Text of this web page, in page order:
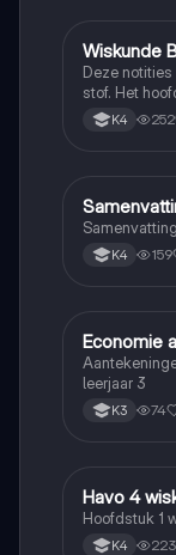
WWiskunde B
Wiskunde
Deze
stof. Het
K4 252
SWiskunde
K4 159
EEconomie
Economie
leerjaar 3
K3 74
HWiskunde A
Havo 4
Hoofdstuk 1
K4 223